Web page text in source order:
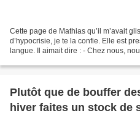
Cette page de Mathias qu’il m’avait
d’hypocrisie, je te la confie. Elle est
langue. Il aimait dire : - Chez nous,
Plutôt que de bouffer
hiver faites un stock de